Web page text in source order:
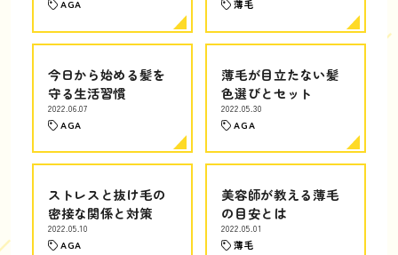
AGA 薄毛
今日から始める髪を
守る生活習慣
2022.06.07
AGA
薄毛が目立たない髪
色選びとセット
2022.05.30
AGA
ストレスと抜け毛の
密接な関係と対策
2022.05.10
AGA
美容師が教える薄毛
の目安とは
2022.05.01
薄毛